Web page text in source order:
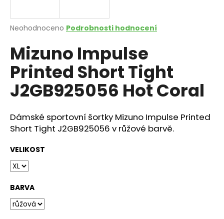
Průměrné
produktu
je
0,0
hvězdiček.
Neohodnoceno Podrobnosti hodnocení
Mizuno Impulse
Printed Short Tight
J2GB925056 Hot Coral
Dámské sportovní šortky Mizuno Impulse Printed
Short Tight J2GB925056 v růžové barvě.
VELIKOST
BARVA
j
t
?
HLEDAT
D
o
p
o
r
u